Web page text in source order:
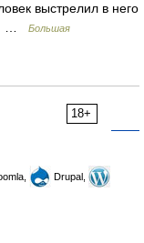
выстрелил в него
…
Большая
18+
Drupal,